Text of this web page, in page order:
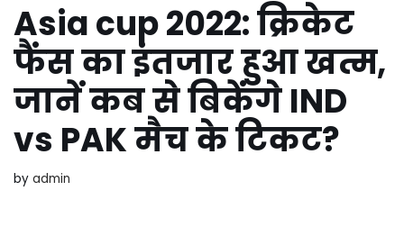
Asia cup 2022: क्रिकेट
फैंस का इंतजार हुआ खत्म,
जानें कब से बिकेंगे IND
vs PAK मैच के टिकट?
by admin